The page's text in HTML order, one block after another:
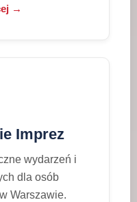
→
Imprez
wydarzeń i
dla osób
Warszawie.